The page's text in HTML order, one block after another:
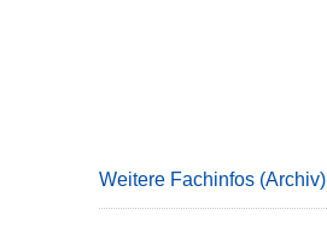
Weitere Fachinfos (Archiv)